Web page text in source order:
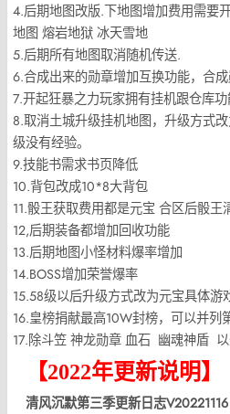
4.后期地图改版.下地图增加费用需要
地图 熔岩地狱 冰天雪地
5.后期所有地图取消随机传送.
6.合成出来的勋章增加互换功能，合
7.开起狂暴之力玩家拥有挂机跟仓库功
8.取消土城升级挂机地图，升级方式
级没有经验。
9.技能书需求书页降低
10.背包改成10*8大背包
11.骰王获取费用都是元宝 合区后骰王
12,后期装备都增加回收功能
13.后期地图小怪材料爆率增加
14.BOSS增加荣誉爆率
15.58级以后升级方式改为元宝具体游
16.皇榜捐献最高10W封榜，可以并列
17.除斗笠 神龙勋章 血石 幽魂神盾 以
【2022年更新说明】
清风沉默第三季更新日志V20221116